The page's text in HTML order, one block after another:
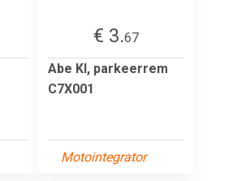
€ 3.67
Abe Kl, parkeerrem
C7X001
Motointegrator